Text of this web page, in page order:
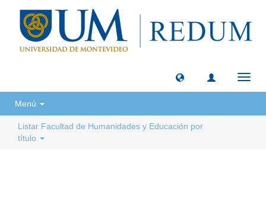
Menú
Listar Facultad de Humanidades y Educación por
título